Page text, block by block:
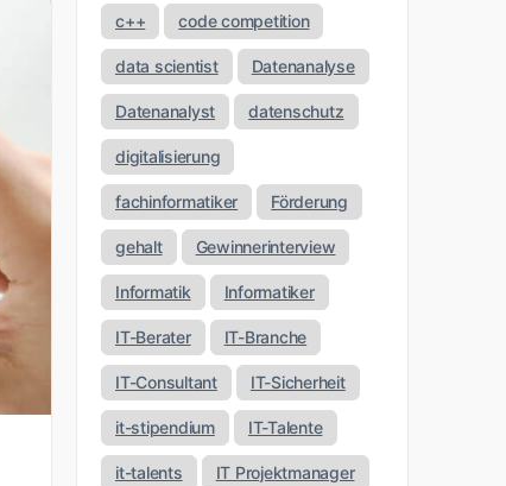
c++ code competition
data scientist Datenanalyse
Datenanalyst datenschutz
digitalisierung
fachinformatiker Förderung
gehalt Gewinnerinterview
Informatik Informatiker
IT-Berater IT-Branche
IT-Consultant IT-Sicherheit
it-stipendium IT-Talente
it-talents IT Projektmanager